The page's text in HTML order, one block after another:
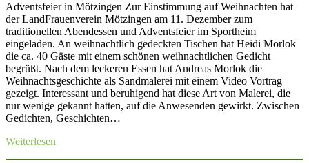
Adventsfeier in Mötzingen Zur Einstimmung auf Weihnachten hat
der LandFrauenverein Mötzingen am 11. Dezember zum
traditionellen Abendessen und Adventsfeier im Sportheim
eingeladen. An weihnachtlich gedeckten Tischen hat Heidi Morlok
die ca. 40 Gäste mit einem schönen weihnachtlichen Gedicht
begrüßt. Nach dem leckeren Essen hat Andreas Morlok die
Weihnachtsgeschichte als Sandmalerei mit einem Video Vortrag
gezeigt. Interessant und beruhigend hat diese Art von Malerei, die
nur wenige gekannt hatten, auf die Anwesenden gewirkt. Zwischen
Gedichten, Geschichten…
Weiterlesen